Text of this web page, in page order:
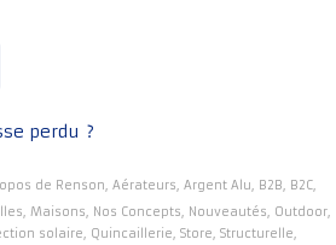
perdu ?
de Renson, Aérateurs, Argent Alu, B2B, B2C,
, Maisons, Nos Concepts, Nouveautés, Outdoor,
solaire, Quincaillerie, Store, Structurelle,